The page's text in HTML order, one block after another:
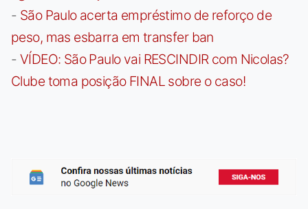
- São Paulo acerta empréstimo de reforço de
peso, mas esbarra em transfer ban
- VÍDEO: São Paulo vai RESCINDIR com Nicolas?
Clube toma posição FINAL sobre o caso!